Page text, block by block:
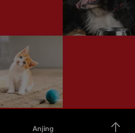
Anjing